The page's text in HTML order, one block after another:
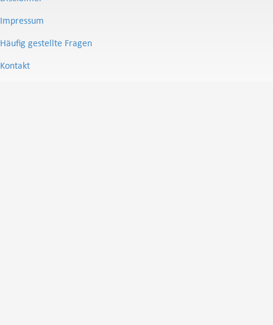
Impressum
Häufig gestellte Fragen
Kontakt